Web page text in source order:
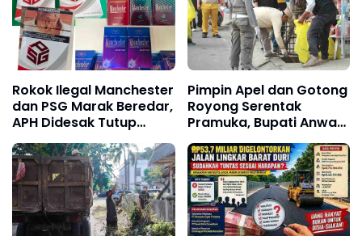
Rokok Ilegal Manchester
dan PSG Marak Beredar,
APH Didesak Tutup
Pabrik dan Tindak Mafia
Penyelundup
Pimpin Apel dan Gotong
Royong Serentak
Pramuka, Bupati Anwar
Sadat Ajak Generasi
Muda Wujudkan Dasa
Darma Melalui Aksi
Nyata Peduli Lingkungan